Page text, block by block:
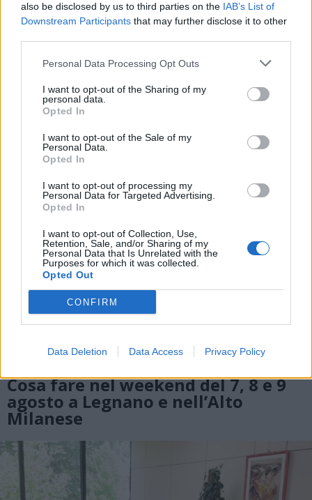
also be disclosed by us to third parties on the IAB’s List of
Downstream Participants that may further disclose it to other
Personal Data Processing Opt Outs
I want to opt-out of the Sharing of my
personal data.
Opted In
I want to opt-out of the Sale of my
Personal Data.
Opted In
I want to opt-out of processing my
Personal Data for Targeted Advertising.
Opted In
I want to opt-out of Collection, Use,
Retention, Sale, and/or Sharing of my
Personal Data that Is Unrelated with the
Purposes for which it was collected.
Opted Out
CONFIRM
Data Deletion Data Access Privacy Policy
VIABILITÀ
l’esodo estivo. Previsti oltre 25
milioni di mezzi in viaggio
Cosa fare nel weekend del 7, 8 e 9
agosto a Legnano e nell’Alto
Milanese